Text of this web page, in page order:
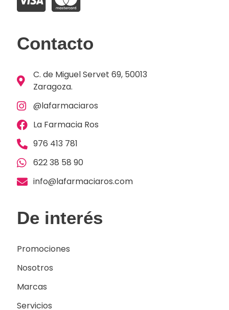
Contacto
C. de Miguel Servet 69, 50013
Zaragoza.
@lafarmaciaros
La Farmacia Ros
976 413 781
622 38 58 90
info@lafarmaciaros.com
De interés
Promociones
Nosotros
Marcas
Servicios